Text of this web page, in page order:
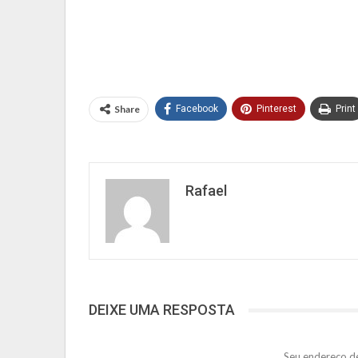
Share Facebook Pinterest Print
Rafael
DEIXE UMA RESPOSTA